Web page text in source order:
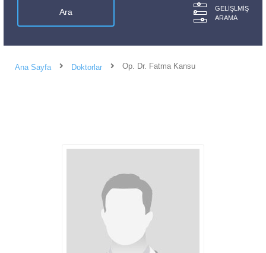
GELIŞLMIŞ
ARAMA
Ana Sayfa Doktorlar Op. Dr. Fatma Kansu